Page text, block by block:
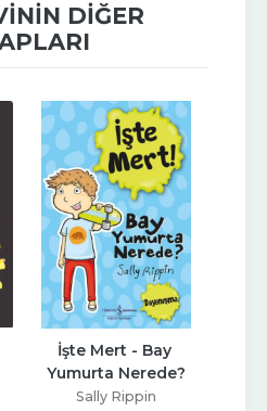
DIĞER
İşte Mert - Bay
Yumurta Nerede?
Sally Rippin